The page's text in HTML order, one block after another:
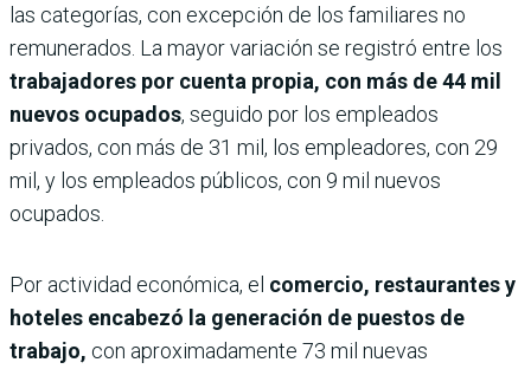
las categorías, con excepción de los familiares no
remunerados. La mayor variación se registró entre los
trabajadores por cuenta propia, con más de 44 mil
nuevos ocupados, seguido por los empleados
privados, con más de 31 mil, los empleadores, con 29
mil, y los empleados públicos, con 9 mil nuevos
ocupados.
Por actividad económica, el comercio, restaurantes y
hoteles encabezó la generación de puestos de
trabajo, con aproximadamente 73 mil nuevas